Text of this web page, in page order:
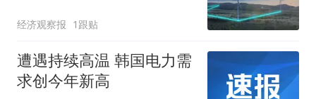
经济观察报 1跟贴
遭遇持续高温 韩国电力需
求创今年新高